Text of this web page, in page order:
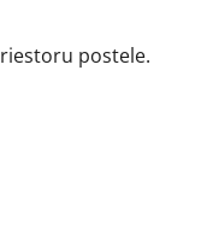
postele.